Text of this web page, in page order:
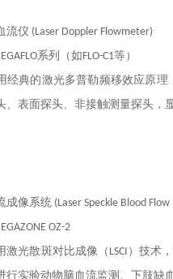
流仪 (Laser Doppler Flowmeter)
系列（如FLO-C1等）
经典的激光多普勒频移效应原理
、表面探头、 非接触测量探头，
像系统 (Laser Speckle Blood Flow
OZ-2
激光散斑对比成像（LSCI）技
行实验动物脑血流监测、下肢缺